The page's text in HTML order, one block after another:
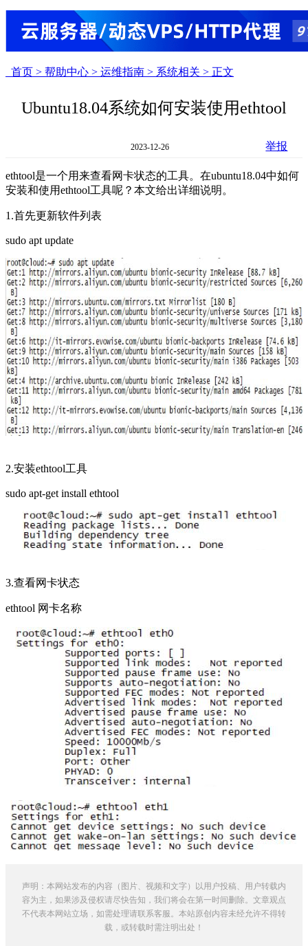
首页 > 帮助中心 > 运维指南 > 系统相关 > 正文
Ubuntu18.04系统如何安装使用ethtool
2023-12-26 举报
ethtool是一个用来查看网卡状态的工具。在ubuntu18.04中如何
安装和使用ethtool工具呢？本文给出详细说明。
1.首先更新软件列表
sudo apt update
2.安装ethtool工具
sudo apt-get install ethtool
3.查看网卡状态
ethtool 网卡名称
声明：本网站发布的内容（图片、视频和文字）以用户投稿、用户转载内
容为主，如果涉及侵权请尽快告知，我们将会在第一时间删除。文章观点
不代表本网站立场，如需处理请联系客服。本站原创内容未经允许不得转
载，或转载时需注明出处！